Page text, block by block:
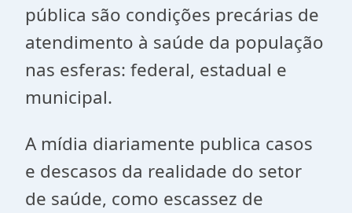
pública são condições precárias de
atendimento à saúde da população
nas esferas: federal, estadual e
municipal.
A mídia diariamente publica casos
e descasos da realidade do setor
de saúde, como escassez de